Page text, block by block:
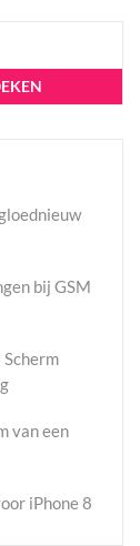
bij GSM
Scherm
van een
iPhone 8